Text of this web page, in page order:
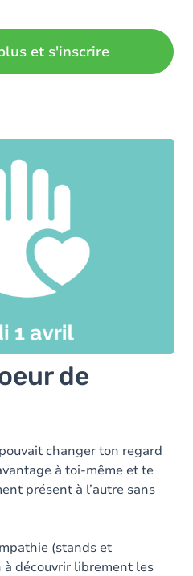
et s'inscrire
de
changer ton regard
à toi-même et te
présent à l’autre sans
(stands et
découvrir librement les